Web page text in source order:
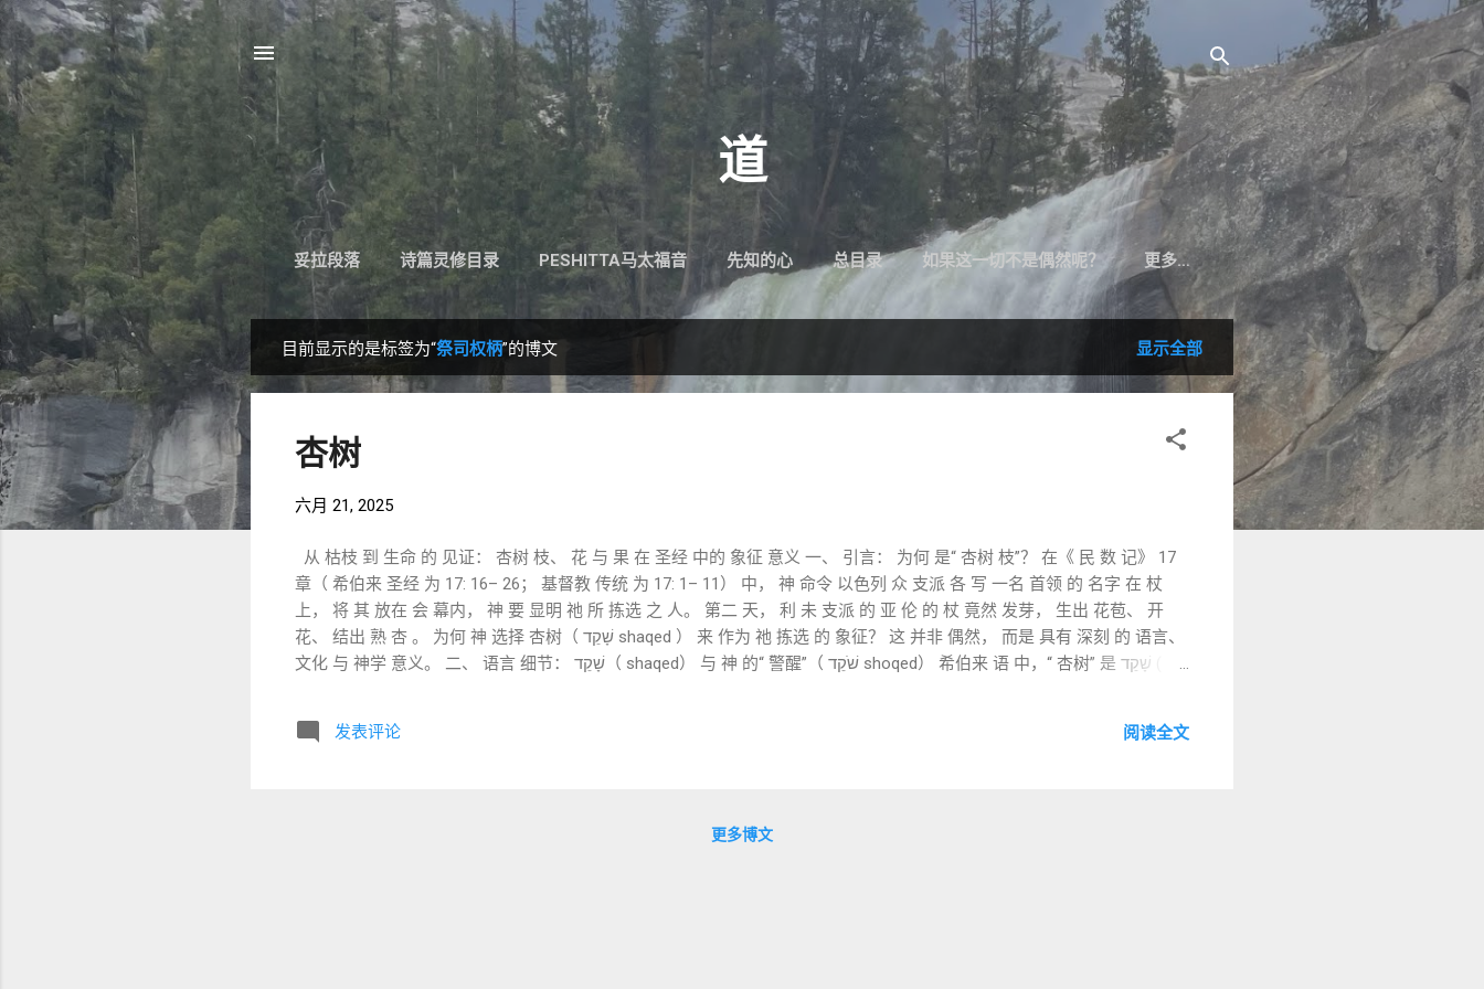
跳至主要内容
道
妥拉段落 诗篇灵修目录 PESHITTA马太福音 先知的心 总目录 如果这一切不是偶然呢？ 更多…
文
目前显示的是标签为“祭司权柄”的博文 显示全部
杏树
六月 21, 2025
从 枯枝 到 生命 的 见证： 杏树 枝、 花 与 果 在 圣经 中的 象征 意义 一、 引言： 为何 是“ 杏树 枝”？ 在《 民 数 记》 17
章（ 希伯来 圣经 为 17: 16– 26； 基督教 传统 为 17: 1– 11） 中， 神 命令 以色列 众 支派 各 写 一名 首领 的 名字 在 杖
上， 将 其 放在 会 幕内， 神 要 显明 祂 所 拣选 之 人。 第二 天， 利 未 支派 的 亚 伦 的 杖 竟然 发芽， 生出 花苞、 开
花、 结出 熟 杏 。 为何 神 选择 杏树（ שָׁקֵד shaqed ） 来 作为 祂 拣选 的 象征？ 这 并非 偶然， 而是 具有 深刻 的 语言、
文化 与 神学 意义。 二、 语言 细节： שָׁקֵד（ shaqed） 与 神 的“ 警醒”（ שֹׁקֵד shoqed） 希伯来 语 中，“ 杏树” 是 שָׁקֵד (
中 为 双关语， 杏树（ shaqed） 与“ 警醒”（ shoqed） 音 同形 近 ， 表示 神 如同 杏树 般“ 早起”、“ 警醒” 成就 祂 的话。
子 上 要有 杯， 杯 形 要 像 杏花 。”（ 出 25: 33） 金 灯台 象征 光、 启示、 生命 的 延续， 而 其 花纹 仿照 杏花， 说明 圣
所 的 生命 与 神 警醒 看顾 的 本质 有关。 杏花 不仅 美丽， 更 早 开， 象征 神 的 启示 与 拣选 先 于 人类 反应 。 四、 亚
发表评论 阅读全文
更多博文